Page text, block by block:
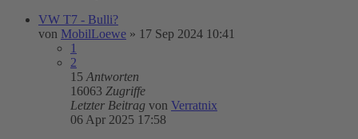
VW T7 - Bulli?
von MobilLoewe » 17 Sep 2024 10:41
1
2
15 Antworten
16063 Zugriffe
Letzter Beitrag von Verratnix
06 Apr 2025 17:58